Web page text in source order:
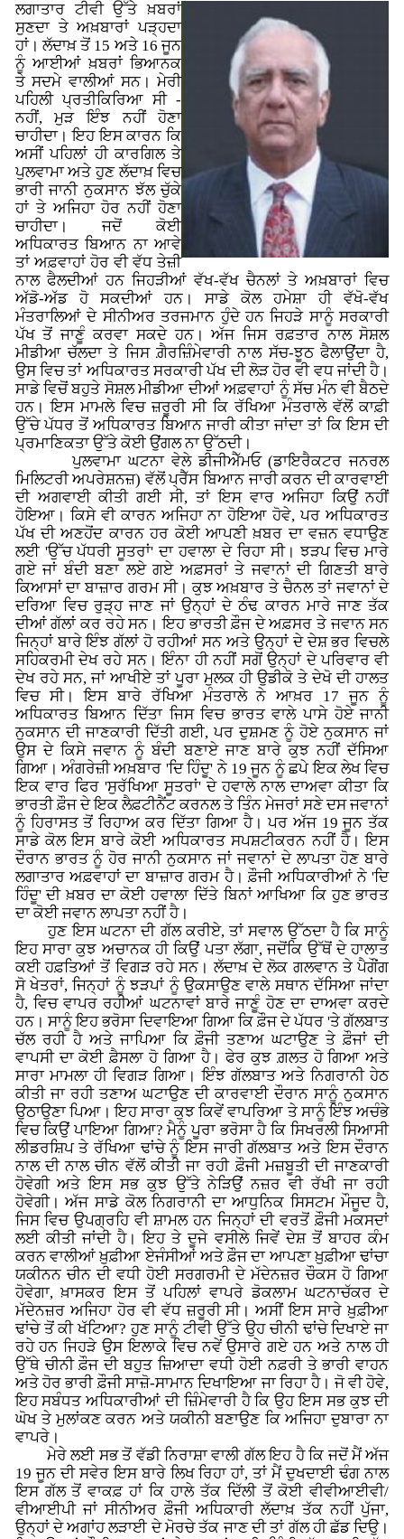
ਲਗਾਤਾਰ ਟੀਵੀ ਉੱਤੇ ਖ਼ਬਰਾਂ
ਸੁਣਦਾ ਤੇ ਅਖ਼ਬਾਰਾਂ ਪੜ੍ਹਦਾ
ਹਾਂ। ਲੱਦਾਖ਼ ਤੋਂ 15 ਅਤੇ 16 ਜੂਨ
ਨੂੰ ਆਈਆਂ ਖ਼ਬਰਾਂ ਭਿਆਨਕ
ਤੇ ਸਦਮੇ ਵਾਲੀਆਂ ਸਨ। ਮੇਰੀ
ਪਹਿਲੀ ਪ੍ਰਤੀਕਿਰਿਆ ਸੀ -
ਨਹੀਂ, ਮੁੜ ਇੰਝ ਨਹੀਂ ਹੋਣਾ
ਚਾਹੀਦਾ। ਇਹ ਇਸ ਕਾਰਨ ਕਿ
ਅਸੀਂ ਪਹਿਲਾਂ ਹੀ ਕਾਰਗਿਲ ਤੇ
ਪੁਲਵਾਮਾ ਅਤੇ ਹੁਣ ਲੱਦਾਖ਼ ਵਿਚ
ਭਾਰੀ ਜਾਨੀ ਨੁਕਸਾਨ ਝੱਲ ਚੁੱਕੇ
ਹਾਂ ਤੇ ਅਜਿਹਾ ਹੋਰ ਨਹੀਂ ਹੋਣਾ
ਚਾਹੀਦਾ। ਜਦੋਂ ਕੋਈ
ਅਧਿਕਾਰਤ ਬਿਆਨ ਨਾ ਆਵੇ
ਤਾਂ ਅਫ਼ਵਾਹਾਂ ਹੋਰ ਵੀ ਵੱਧ ਤੇਜ਼ੀ
ਨਾਲ ਫੈਲਦੀਆਂ ਹਨ ਜਿਹੜੀਆਂ ਵੱਖ-ਵੱਖ ਚੈਨਲਾਂ ਤੇ ਅਖ਼ਬਾਰਾਂ ਵਿਚ
ਅੱਡੋ-ਅੱਡ ਹੋ ਸਕਦੀਆਂ ਹਨ। ਸਾਡੇ ਕੋਲ ਹਮੇਸ਼ਾ ਹੀ ਵੱਖੋ-ਵੱਖ
ਮੰਤਰਾਲਿਆਂ ਦੇ ਸੀਨੀਅਰ ਤਰਜਮਾਨ ਹੁੰਦੇ ਹਨ ਜਿਹੜੇ ਸਾਨੂੰ ਸਰਕਾਰੀ
ਪੱਖ ਤੋਂ ਜਾਣੂੰ ਕਰਵਾ ਸਕਦੇ ਹਨ। ਅੱਜ ਜਿਸ ਰਫ਼ਤਾਰ ਨਾਲ ਸੋਸ਼ਲ
ਮੀਡੀਆ ਚੱਲਦਾ ਤੇ ਜਿਸ ਗ਼ੈਰਜ਼ਿੰਮੇਵਾਰੀ ਨਾਲ ਸੱਚ-ਝੂਠ ਫੈਲਾਉਂਦਾ ਹੈ,
ਉਸ ਵਿਚ ਤਾਂ ਅਧਿਕਾਰਤ ਸਰਕਾਰੀ ਪੱਖ ਦੀ ਲੋੜ ਹੋਰ ਵੀ ਵਧ ਜਾਂਦੀ ਹੈ।
ਸਾਡੇ ਵਿਚੋਂ ਬਹੁਤੇ ਸੋਸ਼ਲ ਮੀਡੀਆ ਦੀਆਂ ਅਫ਼ਵਾਹਾਂ ਨੂੰ ਸੱਚ ਮੰਨ ਵੀ ਬੈਠਦੇ
ਹਨ। ਇਸ ਮਾਮਲੇ ਵਿਚ ਜ਼ਰੂਰੀ ਸੀ ਕਿ ਰੱਖਿਆ ਮੰਤਰਾਲੇ ਵੱਲੋਂ ਕਾਫ਼ੀ
ਉੱਚੇ ਪੱਧਰ ਤੋਂ ਅਧਿਕਾਰਤ ਬਿਆਨ ਜਾਰੀ ਕੀਤਾ ਜਾਂਦਾ ਤਾਂ ਕਿ ਇਸ ਦੀ
ਪ੍ਰਮਾਣਿਕਤਾ ਉੱਤੇ ਕੋਈ ਉਂਗਲ ਨਾ ਉੱਠਦੀ।
ਪੁਲਵਾਮਾ ਘਟਨਾ ਵੇਲੇ ਡੀਜੀਐੱਮਓ (ਡਾਇਰੈਕਟਰ ਜਨਰਲ
ਮਿਲਿਟਰੀ ਅਪਰੇਸ਼ਨਜ਼) ਵੱਲੋਂ ਪ੍ਰੈੱਸ ਬਿਆਨ ਜਾਰੀ ਕਰਨ ਦੀ ਕਾਰਵਾਈ
ਦੀ ਅਗਵਾਈ ਕੀਤੀ ਗਈ ਸੀ, ਤਾਂ ਇਸ ਵਾਰ ਅਜਿਹਾ ਕਿਉਂ ਨਹੀਂ
ਹੋਇਆ। ਕਿਸੇ ਵੀ ਕਾਰਨ ਅਜਿਹਾ ਨਾ ਹੋਇਆ ਹੋਵੇ, ਪਰ ਅਧਿਕਾਰਤ
ਪੱਖ ਦੀ ਅਣਹੋਂਦ ਕਾਰਨ ਹਰ ਕੋਈ ਆਪਣੀ ਖ਼ਬਰ ਦਾ ਵਜ਼ਨ ਵਧਾਉਣ
ਲਈ 'ਉੱਚ ਪੱਧਰੀ ਸੂਤਰਾਂ' ਦਾ ਹਵਾਲਾ ਦੇ ਰਿਹਾ ਸੀ। ਝੜਪ ਵਿਚ ਮਾਰੇ
ਗਏ ਜਾਂ ਬੰਦੀ ਬਣਾ ਲਏ ਗਏ ਅਫ਼ਸਰਾਂ ਤੇ ਜਵਾਨਾਂ ਦੀ ਗਿਣਤੀ ਬਾਰੇ
ਕਿਆਸਾਂ ਦਾ ਬਾਜ਼ਾਰ ਗਰਮ ਸੀ। ਕੁਝ ਅਖ਼ਬਾਰ ਤੇ ਚੈਨਲ ਤਾਂ ਜਵਾਨਾਂ ਦੇ
ਦਰਿਆ ਵਿਚ ਰੁੜ੍ਹ ਜਾਣ ਜਾਂ ਉਨ੍ਹਾਂ ਦੇ ਠੰਢ ਕਾਰਨ ਮਾਰੇ ਜਾਣ ਤੱਕ
ਦੀਆਂ ਗੱਲਾਂ ਕਰ ਰਹੇ ਸਨ। ਇਹ ਭਾਰਤੀ ਫ਼ੌਜ ਦੇ ਅਫ਼ਸਰ ਤੇ ਜਵਾਨ ਸਨ
ਜਿਨ੍ਹਾਂ ਬਾਰੇ ਇੰਝ ਗੱਲਾਂ ਹੋ ਰਹੀਆਂ ਸਨ ਅਤੇ ਉਨ੍ਹਾਂ ਦੇ ਦੇਸ਼ ਭਰ ਵਿਚਲੇ
ਸਹਿਕਰਮੀ ਦੇਖ ਰਹੇ ਸਨ। ਇੰਨਾ ਹੀ ਨਹੀਂ ਸਗੋਂ ਉਨ੍ਹਾਂ ਦੇ ਪਰਿਵਾਰ ਵੀ
ਦੇਖ ਰਹੇ ਸਨ, ਜਾਂ ਆਖੀਏ ਤਾਂ ਪੂਰਾ ਮੁਲਕ ਹੀ ਉਡੀਕੋ ਤੇ ਦੇਖੋ ਦੀ ਹਾਲਤ
ਵਿਚ ਸੀ। ਇਸ ਬਾਰੇ ਰੱਖਿਆ ਮੰਤਰਾਲੇ ਨੇ ਆਖ਼ਰ 17 ਜੂਨ ਨੂੰ
ਅਧਿਕਾਰਤ ਬਿਆਨ ਦਿੱਤਾ ਜਿਸ ਵਿਚ ਭਾਰਤ ਵਾਲੇ ਪਾਸੇ ਹੋਏ ਜਾਨੀ
ਨੁਕਸਾਨ ਦੀ ਜਾਣਕਾਰੀ ਦਿੱਤੀ ਗਈ, ਪਰ ਦੁਸ਼ਮਣ ਨੂੰ ਹੋਏ ਨੁਕਸਾਨ ਜਾਂ
ਉਸ ਦੇ ਕਿਸੇ ਜਵਾਨ ਨੂੰ ਬੰਦੀ ਬਣਾਏ ਜਾਣ ਬਾਰੇ ਕੁਝ ਨਹੀਂ ਦੱਸਿਆ
ਗਿਆ। ਅੰਗਰੇਜ਼ੀ ਅਖ਼ਬਾਰ 'ਦਿ ਹਿੰਦੂ' ਨੇ 19 ਜੂਨ ਨੂੰ ਛਪੇ ਇਕ ਲੇਖ ਵਿਚ
ਇਕ ਵਾਰ ਫਿਰ 'ਸੁਰੱਖਿਆ ਸੂਤਰਾਂ' ਦੇ ਹਵਾਲੇ ਨਾਲ ਦਾਅਵਾ ਕੀਤਾ ਕਿ
ਭਾਰਤੀ ਫ਼ੌਜ ਦੇ ਇਕ ਲੈਫ਼ਟੀਨੈਂਟ ਕਰਨਲ ਤੇ ਤਿੰਨ ਮੇਜਰਾਂ ਸਣੇ ਦਸ ਜਵਾਨਾਂ
ਨੂੰ ਹਿਰਾਸਤ ਤੋਂ ਰਿਹਾਅ ਕਰ ਦਿੱਤਾ ਗਿਆ ਹੈ। ਪਰ ਅੱਜ 19 ਜੂਨ ਤੱਕ
ਸਾਡੇ ਕੋਲ ਇਸ ਬਾਰੇ ਕੋਈ ਅਧਿਕਾਰਤ ਸਪਸ਼ਟੀਕਰਨ ਨਹੀਂ ਹੈ। ਇਸ
ਦੌਰਾਨ ਭਾਰਤ ਨੂੰ ਹੋਰ ਜਾਨੀ ਨੁਕਸਾਨ ਜਾਂ ਜਵਾਨਾਂ ਦੇ ਲਾਪਤਾ ਹੋਣ ਬਾਰੇ
ਲਗਾਤਾਰ ਅਫ਼ਵਾਹਾਂ ਦਾ ਬਾਜ਼ਾਰ ਗਰਮ ਹੈ। ਫ਼ੌਜੀ ਅਧਿਕਾਰੀਆਂ ਨੇ 'ਦਿ
ਹਿੰਦੂ' ਦੀ ਖ਼ਬਰ ਦਾ ਕੋਈ ਹਵਾਲਾ ਦਿੱਤੇ ਬਿਨਾਂ ਆਖਿਆ ਕਿ ਹੁਣ ਭਾਰਤ
ਦਾ ਕੋਈ ਜਵਾਨ ਲਾਪਤਾ ਨਹੀਂ ਹੈ।
ਹੁਣ ਇਸ ਘਟਨਾ ਦੀ ਗੱਲ ਕਰੀਏ, ਤਾਂ ਸਵਾਲ ਉੱਠਦਾ ਹੈ ਕਿ ਸਾਨੂੰ
ਇਹ ਸਾਰਾ ਕੁਝ ਅਚਾਨਕ ਹੀ ਕਿਉਂ ਪਤਾ ਲੱਗਾ, ਜਦੋਂਕਿ ਉੱਥੋਂ ਦੇ ਹਾਲਾਤ
ਕਈ ਹਫ਼ਤਿਆਂ ਤੋਂ ਵਿਗੜ ਰਹੇ ਸਨ। ਲੱਦਾਖ਼ ਦੇ ਲੋਕ ਗਲਵਾਨ ਤੇ ਪੈਗੌਂਗ
ਸੋ ਖੇਤਰਾਂ, ਜਿਨ੍ਹਾਂ ਨੂੰ ਝੜਪਾਂ ਨੂੰ ਉਕਸਾਉਣ ਵਾਲੇ ਸਥਾਨ ਦੱਸਿਆ ਜਾਂਦਾ
ਹੈ, ਵਿਚ ਵਾਪਰ ਰਹੀਆਂ ਘਟਨਾਵਾਂ ਬਾਰੇ ਜਾਣੂੰ ਹੋਣ ਦਾ ਦਾਅਵਾ ਕਰਦੇ
ਹਨ। ਸਾਨੂੰ ਇਹ ਭਰੋਸਾ ਦਿਵਾਇਆ ਗਿਆ ਕਿ ਫ਼ੌਜ ਦੇ ਪੱਧਰ 'ਤੇ ਗੱਲਬਾਤ
ਚੱਲ ਰਹੀ ਹੈ ਅਤੇ ਜਾਪਿਆ ਕਿ ਫ਼ੌਜੀ ਤਣਾਅ ਘਟਾਉਣ ਤੇ ਫ਼ੌਜਾਂ ਦੀ
ਵਾਪਸੀ ਦਾ ਕੋਈ ਫ਼ੈਸਲਾ ਹੋ ਗਿਆ ਹੈ। ਫੇਰ ਕੁਝ ਗ਼ਲਤ ਹੋ ਗਿਆ ਅਤੇ
ਸਾਰਾ ਮਾਮਲਾ ਹੀ ਵਿਗੜ ਗਿਆ। ਇੰਝ ਗੱਲਬਾਤ ਅਤੇ ਨਿਗਰਾਨੀ ਹੇਠ
ਕੀਤੀ ਜਾ ਰਹੀ ਤਣਾਅ ਘਟਾਉਣ ਦੀ ਕਾਰਵਾਈ ਦੌਰਾਨ ਸਾਨੂੰ ਨੁਕਸਾਨ
ਉਠਾਉਣਾ ਪਿਆ। ਇਹ ਸਾਰਾ ਕੁਝ ਕਿਵੇਂ ਵਾਪਰਿਆ ਤੇ ਸਾਨੂੰ ਇੰਝ ਅਚੰਭੇ
ਵਿਚ ਕਿਉਂ ਪਾਇਆ ਗਿਆ? ਮੈਨੂੰ ਪੂਰਾ ਭਰੋਸਾ ਹੈ ਕਿ ਸਿਖਰਲੀ ਸਿਆਸੀ
ਲੀਡਰਸ਼ਿਪ ਤੇ ਰੱਖਿਆ ਢਾਂਚੇ ਨੂੰ ਇਸ ਜਾਰੀ ਗੱਲਬਾਤ ਅਤੇ ਇਸ ਦੌਰਾਨ
ਨਾਲ ਦੀ ਨਾਲ ਚੀਨ ਵੱਲੋਂ ਕੀਤੀ ਜਾ ਰਹੀ ਫ਼ੌਜੀ ਮਜ਼ਬੂਤੀ ਦੀ ਜਾਣਕਾਰੀ
ਹੋਵੇਗੀ ਅਤੇ ਇਸ ਸਭ ਕੁਝ ਉੱਤੇ ਨੇੜਿਉਂ ਨਜ਼ਰ ਵੀ ਰੱਖੀ ਜਾ ਰਹੀ
ਹੋਵੇਗੀ। ਅੱਜ ਸਾਡੇ ਕੋਲ ਨਿਗਰਾਨੀ ਦਾ ਆਧੁਨਿਕ ਸਿਸਟਮ ਮੌਜੂਦ ਹੈ,
ਜਿਸ ਵਿਚ ਉਪਗ੍ਰਹਿ ਵੀ ਸ਼ਾਮਲ ਹਨ ਜਿਨ੍ਹਾਂ ਦੀ ਵਰਤੋਂ ਫ਼ੌਜੀ ਮਕਸਦਾਂ
ਲਈ ਕੀਤੀ ਜਾਂਦੀ ਹੈ। ਇਹ ਤੇ ਦੂਜੇ ਵਸੀਲੇ ਜਿਵੇਂ ਦੇਸ਼ ਤੋਂ ਬਾਹਰ ਕੰਮ
ਕਰਨ ਵਾਲੀਆਂ ਖ਼ੁਫ਼ੀਆ ਏਜੰਸੀਆਂ ਅਤੇ ਫ਼ੌਜ ਦਾ ਆਪਣਾ ਖ਼ੁਫ਼ੀਆ ਢਾਂਚਾ
ਯਕੀਨਨ ਚੀਨ ਦੀ ਵਧੀ ਹੋਈ ਸਰਗਰਮੀ ਦੇ ਮੱਦੇਨਜ਼ਰ ਚੌਕਸ ਹੋ ਗਿਆ
ਹੋਵੇਗਾ, ਖ਼ਾਸਕਰ ਇਸ ਤੋਂ ਪਹਿਲਾਂ ਵਾਪਰੇ ਡੋਕਲਾਮ ਘਟਨਾਚੱਕਰ ਦੇ
ਮੱਦੇਨਜ਼ਰ ਅਜਿਹਾ ਹੋਰ ਵੀ ਵੱਧ ਜ਼ਰੂਰੀ ਸੀ। ਅਸੀਂ ਇਸ ਸਾਰੇ ਖ਼ੁਫ਼ੀਆ
ਢਾਂਚੇ ਤੋਂ ਕੀ ਖੱਟਿਆ? ਹੁਣ ਸਾਨੂੰ ਟੀਵੀ ਉੱਤੇ ਉਹ ਚੀਨੀ ਢਾਂਚੇ ਦਿਖਾਏ ਜਾ
ਰਹੇ ਹਨ ਜਿਹੜੇ ਉਸ ਇਲਾਕੇ ਵਿਚ ਨਵੇਂ ਉਸਾਰੇ ਗਏ ਹਨ ਅਤੇ ਨਾਲ ਹੀ
ਉੱਥੇ ਚੀਨੀ ਫ਼ੌਜ ਦੀ ਬਹੁਤ ਜ਼ਿਆਦਾ ਵਧੀ ਹੋਈ ਨਫ਼ਰੀ ਤੇ ਭਾਰੀ ਵਾਹਨ
ਅਤੇ ਹੋਰ ਭਾਰੀ ਫ਼ੌਜੀ ਸਾਜ਼ੋ-ਸਾਮਾਨ ਦਿਖਾਇਆ ਜਾ ਰਿਹਾ ਹੈ। ਜੋ ਵੀ ਹੋਵੇ,
ਇਹ ਸਬੰਧਤ ਅਧਿਕਾਰੀਆਂ ਦੀ ਜ਼ਿੰਮੇਵਾਰੀ ਹੈ ਕਿ ਉਹ ਇਸ ਸਭ ਕੁਝ ਦੀ
ਘੋਖ ਤੇ ਮੁਲਾਂਕਣ ਕਰਨ ਅਤੇ ਯਕੀਨੀ ਬਣਾਉਣ ਕਿ ਅਜਿਹਾ ਦੁਬਾਰਾ ਨਾ
ਵਾਪਰੇ।
ਮੇਰੇ ਲਈ ਸਭ ਤੋਂ ਵੱਡੀ ਨਿਰਾਸ਼ਾ ਵਾਲੀ ਗੱਲ ਇਹ ਹੈ ਕਿ ਜਦੋਂ ਮੈਂ ਅੱਜ
19 ਜੂਨ ਦੀ ਸਵੇਰ ਇਸ ਬਾਰੇ ਲਿਖ ਰਿਹਾ ਹਾਂ, ਤਾਂ ਮੈਂ ਦੁਖਦਾਈ ਢੰਗ ਨਾਲ
ਇਸ ਗੱਲ ਤੋਂ ਵਾਕਫ਼ ਹਾਂ ਕਿ ਹਾਲੇ ਤੱਕ ਦਿੱਲੀ ਤੋਂ ਕੋਈ ਵੀਵੀਆਈਵੀ/
ਵੀਆਈਪੀ ਜਾਂ ਸੀਨੀਅਰ ਫ਼ੌਜੀ ਅਧਿਕਾਰੀ ਲੱਦਾਖ਼ ਤੱਕ ਨਹੀਂ ਪੁੱਜਾ,
ਉਨ੍ਹਾਂ ਦੇ ਅਗਾਂਹ ਲੜਾਈ ਦੇ ਮੋਰਚੇ ਤੱਕ ਜਾਣ ਦੀ ਤਾਂ ਗੱਲ ਹੀ ਛੱਡ ਦਿਉ।